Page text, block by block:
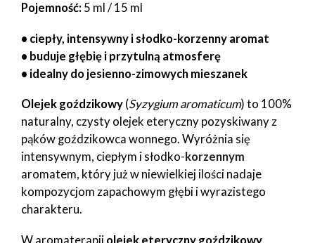
Pojemność: 5 ml / 15 ml
• ciepły, intensywny i słodko-korzenny aromat
• buduje głębię i przytulną atmosferę
• idealny do jesienno-zimowych mieszanek
Olejek goździkowy (Syzygium aromaticum) to 100%
naturalny, czysty olejek eteryczny pozyskiwany z
pąków goździkowca wonnego. Wyróżnia się
intensywnym, ciepłym i słodko- korzennym
aromatem, który już w niewielkiej ilości nadaje
kompozycjom zapachowym głębi i wyrazistego
charakteru.
W aromaterapii olejek eteryczny goździkowy